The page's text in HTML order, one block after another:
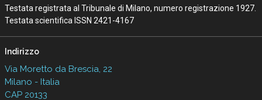
Testata registrata al Tribunale di Milano, numero registrazione 1927.
Testata scientifica ISSN 2421-4167
Indirizzo
Via Moretto da Brescia, 22
Milano - Italia
CAP 20133